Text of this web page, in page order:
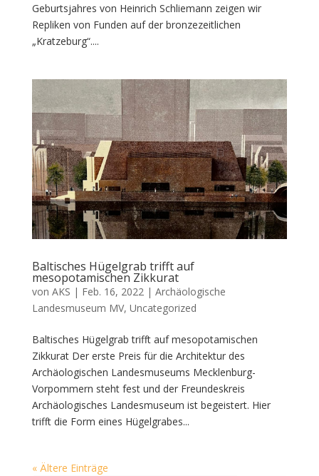
Geburtsjahres von Heinrich Schliemann zeigen wir
Repliken von Funden auf der bronzezeitlichen
„Kratzeburg“....
Baltisches Hügelgrab trifft auf
mesopotamischen Zikkurat
von AKS | Feb. 16, 2022| Archäologische
Landesmuseum MV, Uncategorized
Baltisches Hügelgrab trifft auf mesopotamischen
Zikkurat Der erste Preis für die Architektur des
Archäologischen Landesmuseums Mecklenburg-
Vorpommern steht fest und der Freundeskreis
Archäologisches Landesmuseum ist begeistert. Hier
trifft die Form eines Hügelgrabes...
« Ältere Einträge